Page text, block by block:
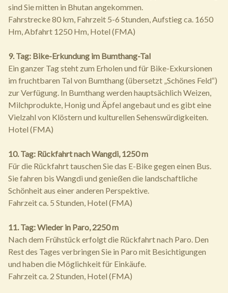
sind Sie mitten in Bhutan angekommen.
Fahrstrecke 80 km, Fahrzeit 5-6 Stunden, Aufstieg ca. 1650
Hm, Abfahrt 1250 Hm, Hotel (FMA)
9. Tag: Bike-Erkundung im Bumthang-Tal
Ein ganzer Tag steht zum Erholen und für Bike-Exkursionen
im fruchtbaren Tal von Bumthang (übersetzt „Schönes Feld“)
zur Verfügung. In Bumthang werden hauptsächlich Weizen,
Milchprodukte, Honig und Äpfel angebaut und es gibt eine
Vielzahl von Klöstern und kulturellen Sehenswürdigkeiten.
Hotel (FMA)
10. Tag: Rückfahrt nach Wangdi, 1250 m
Für die Rückfahrt tauschen Sie das E-Bike gegen einen Bus.
Sie fahren bis Wangdi und genießen die landschaftliche
Schönheit aus einer anderen Perspektive.
Fahrzeit ca. 5 Stunden, Hotel (FMA)
11. Tag: Wieder in Paro, 2250 m
Nach dem Frühstück erfolgt die Rückfahrt nach Paro. Den
Rest des Tages verbringen Sie in Paro mit Besichtigungen
und haben die Möglichkeit für Einkäufe.
Fahrzeit ca. 2 Stunden, Hotel (FMA)